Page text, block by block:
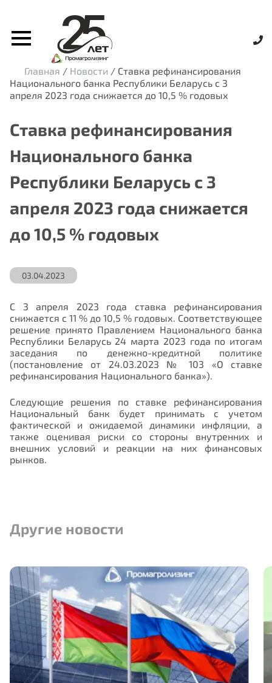
Главная / Новости / Ставка рефинансирования
Национального банка Республики Беларусь с 3
апреля 2023 года снижается до 10,5 % годовых
Ставка рефинансирования
Национального банка
Республики Беларусь с 3
апреля 2023 года снижается
до 10,5 % годовых
03.04.2023
С 3 апреля 2023 года ставка рефинансирования
снижается с 11 % до 10,5 % годовых. Соответствующее
решение принято Правлением Национального банка
Республики Беларусь 24 марта 2023 года по итогам
заседания по денежно-кредитной политике
(постановление от 24.03.2023 № 103 «О ставке
рефинансирования Национального банка»).
Следующие решения по ставке рефинансирования
Национальный банк будет принимать с учетом
фактической и ожидаемой динамики инфляции, а
также оценивая риски со стороны внутренних и
внешних условий и реакции на них финансовых
рынков.
Другие новости